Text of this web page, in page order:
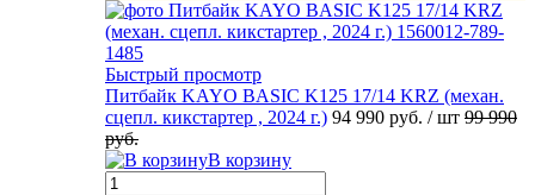
Быстрый просмотр
Питбайк KAYO BASIC K125 17/14 KRZ (механ.
сцепл. кикстартер , 2024 г.) 94 990 руб. / шт 99 990
руб.
В корзину